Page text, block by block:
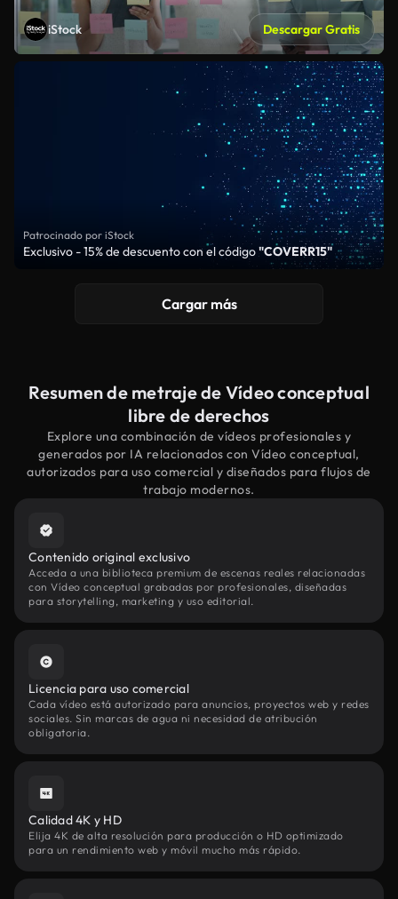
iStock Descargar Gratis
Patrocinado por iStock
Exclusivo - 15% de descuento con el código"COVERR15"
Cargar más
Resumen de metraje de Vídeo conceptual
libre de derechos
Explore una combinación de vídeos profesionales y
generados por IA relacionados con Vídeo conceptual,
autorizados para uso comercial y diseñados para flujos de
trabajo modernos.
Contenido original exclusivo
Acceda a una biblioteca premium de escenas reales relacionadas
con Vídeo conceptual grabadas por profesionales, diseñadas
para storytelling, marketing y uso editorial.
Licencia para uso comercial
Cada vídeo está autorizado para anuncios, proyectos web y redes
sociales. Sin marcas de agua ni necesidad de atribución
obligatoria.
Calidad 4K y HD
Elija 4K de alta resolución para producción o HD optimizado
para un rendimiento web y móvil mucho más rápido.